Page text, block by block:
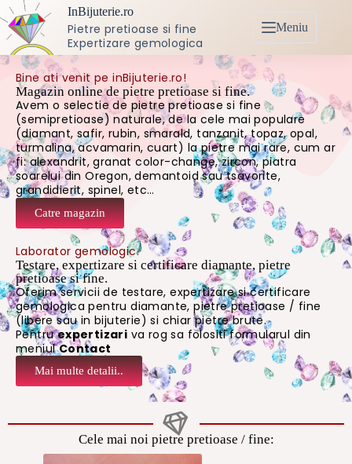
InBijuterie.ro
Pietre pretioase si fine
Expertizare gemologica
Meniu
Bine ati venit pe inBijuterie.ro!
Magazin online de pietre pretioase si fine.
Avem o selectie de pietre pretioase si fine
(semipretioase) naturale, de la cele mai populare
(diamant, safir, rubin, smarald, tanzanit, topaz, opal,
turmalina, acvamarin, cuart) la pietre mai rare, cum ar
fi: alexandrit, granat color-change, zircon, piatra
soarelui din Oregon, demantoid sau tsavorite,
grandidierit, spinel, etc…
Catre magazin
Laborator gemologic.
Testare, expertizare si certificare diamante, pietre
pretioase si fine.
Oferim servicii de testare, expertizare si certificare
gemologica pentru diamante, pietre pretioase / fine
(libere sau in bijuterie) si chiar pietre brute.
Pentruexpertizari va rog sa folositi formularul din
meniulContact
Mai multe detalii..
Cele mai noi pietre pretioase / fine: